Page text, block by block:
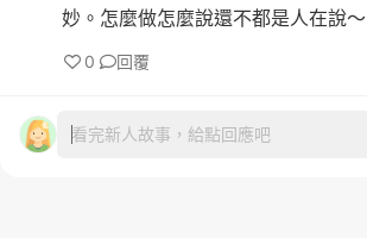
妙。怎麼做怎麼說還不都是人在說～
0 回覆
看完新人故事，給點回應吧